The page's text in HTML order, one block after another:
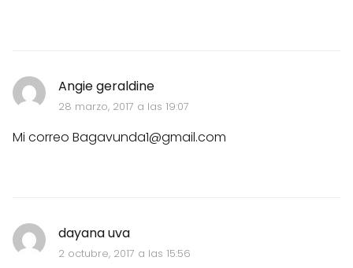
Angie geraldine
28 marzo, 2017 a las 19:07
Mi correo Bagavunda1@gmail.com
dayana uva
2 octubre, 2017 a las 15:56